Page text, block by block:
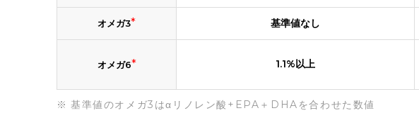
オメガ3* 基準値なし
オメガ6* 1.1%以上
基準値のオメガ3はαリノレン酸+EPA＋DHAを合わせた数値